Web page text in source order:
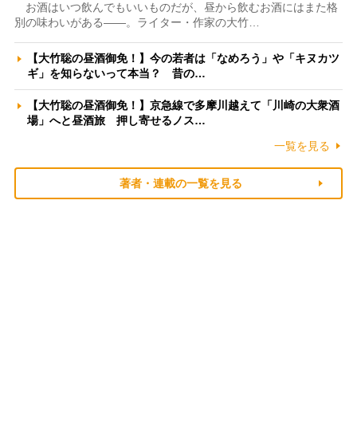
お酒はいつ飲んでもいいものだが、昼から飲むお酒にはまた格
別の味わいがある――。ライター・作家の大竹…
【大竹聡の昼酒御免！】今の若者は「なめろう」や「キヌカツ
ギ」を知らないって本当？ 昔の…
【大竹聡の昼酒御免！】京急線で多摩川越えて「川崎の大衆酒
場」へと昼酒旅 押し寄せるノス…
一覧を見る
著者・連載の一覧を見る